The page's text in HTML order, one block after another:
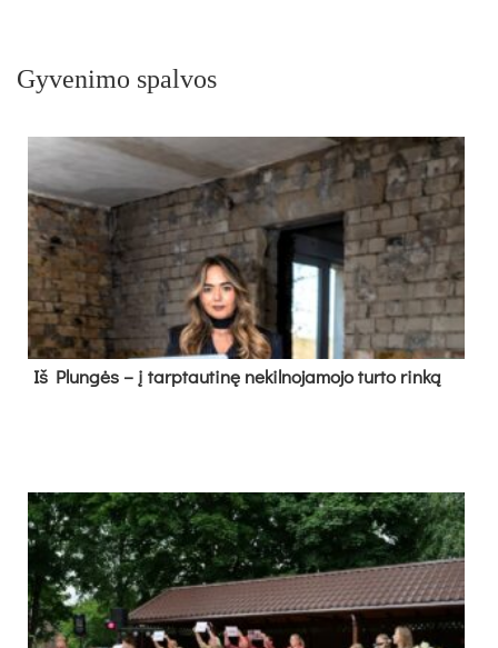
Gyvenimo spalvos
Iš Plungės – į tarptautinę nekilnojamojo turto rinką